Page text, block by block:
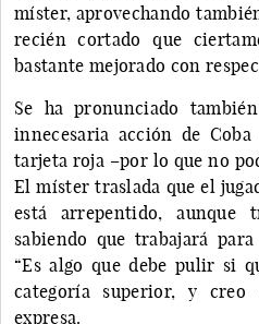
míster, aprovechando
recién cortado que
bastante mejorado con
Se ha pronunciado
innecesaria acción de
tarjeta roja –por lo que no
El míster traslada que el
está arrepentido,
sabiendo que trabajará
“Es algo que debe pulir si
categoría superior, y creo
expresa.